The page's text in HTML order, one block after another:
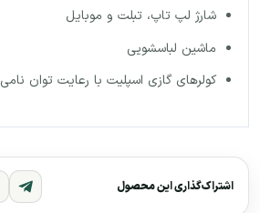
شارژ لپ تاپ، تبلت و موبایل
ماشین لباسشویی
کولرهای گازی اسپلیت با رعایت توان نامی
اشتراک‌گذاری این محصول